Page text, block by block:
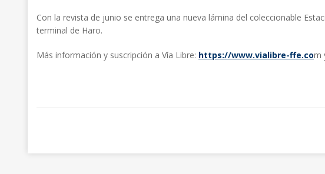
Con la revista de junio se entrega una nueva lámina del coleccionable
terminal de Haro.
Más información y suscripción a Vía Libre: https://www.vialibre-ffe.com